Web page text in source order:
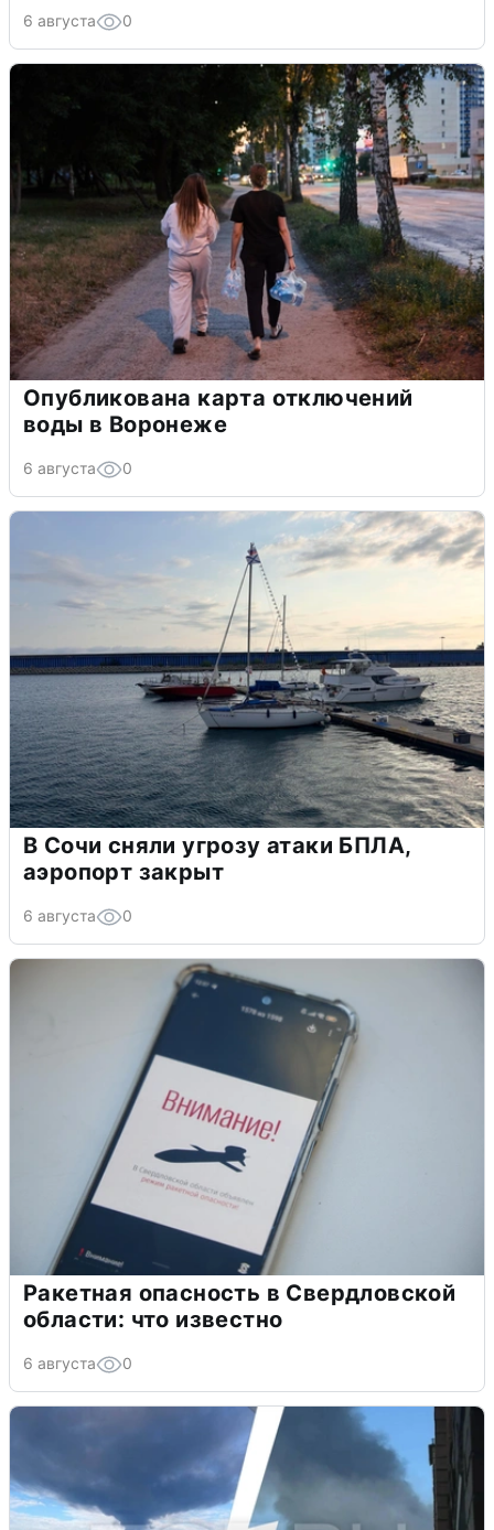
6 августа 0
Опубликована карта отключений
воды в Воронеже
6 августа 0
В Сочи сняли угрозу атаки БПЛА,
аэропорт закрыт
6 августа 0
Ракетная опасность в Свердловской
области: что известно
6 августа 0